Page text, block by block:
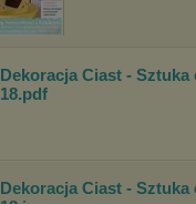
Dekoracja Ciast -
18.pdf
Dekoracja Ciast -